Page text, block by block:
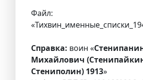
Файл:
Справка: воин «
Михайлович
Стениполин) 1913»